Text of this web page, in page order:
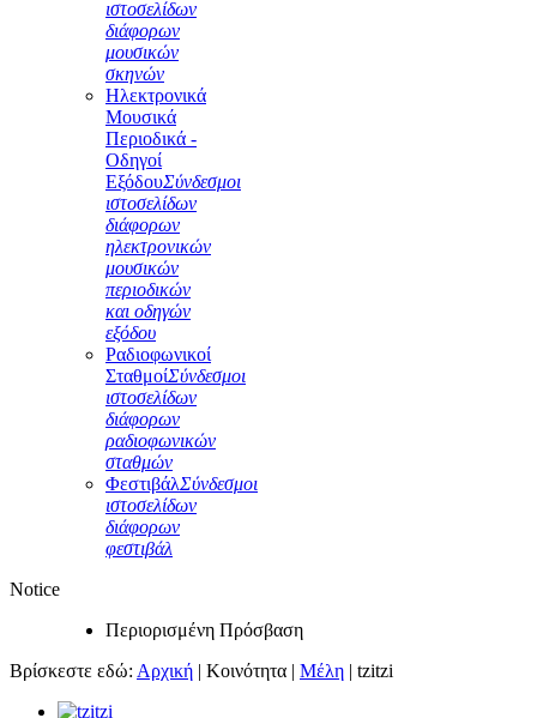
ιστοσελίδων
διάφορων
μουσικών
σκηνών
Ηλεκτρονικά
Μουσικά
Περιοδικά -
Οδηγοί
ΕξόδουΣύνδεσμοι
ιστοσελίδων
διάφορων
ηλεκτρονικών
μουσικών
περιοδικών
και οδηγών
εξόδου
Ραδιοφωνικοί
ΣταθμοίΣύνδεσμοι
ιστοσελίδων
διάφορων
ραδιοφωνικών
σταθμών
ΦεστιβάλΣύνδεσμοι
ιστοσελίδων
διάφορων
φεστιβάλ
Notice
Περιορισμένη Πρόσβαση
Βρίσκεστε εδώ: Αρχική | Κοινότητα | Μέλη | tzitzi